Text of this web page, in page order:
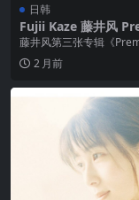
日韩
Fujii Kaze 藤井风 Prema (20
25-09-05) FLAC
藤井风第三张专辑《
25年9月5日发行，是他首
专辑，收录...
2 月前